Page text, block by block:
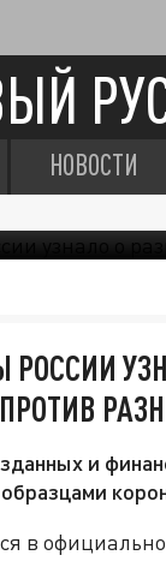
НОВОСТИ
и
в